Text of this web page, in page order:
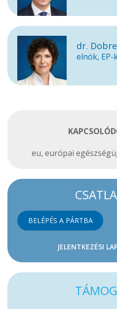
dr.
elnök, EP-
eu, európai
BELÉPÉS A PÁRTBA
JELENTKEZÉSI